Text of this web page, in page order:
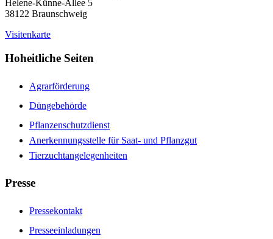
Helene-Künne-Allee 5
38122 Braunschweig
Visitenkarte
Hoheitliche Seiten
Agrarförderung
Düngebehörde
Pflanzenschutzdienst
Anerkennungsstelle für Saat- und Pflanzgut
Tierzuchtangelegenheiten
Presse
Pressekontakt
Presseeinladungen